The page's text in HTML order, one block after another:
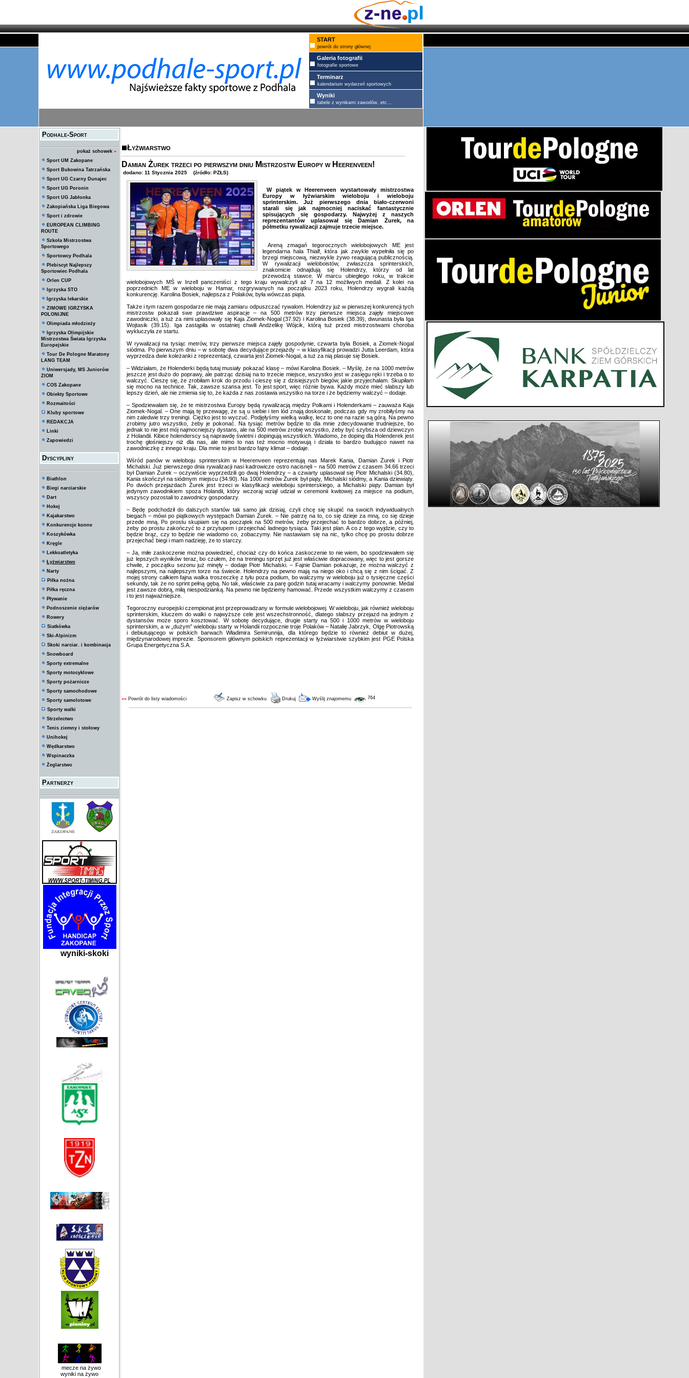
START
powrót do strony głównej
Galeria fotografii
fotografie sportowe
Terminarz
kalendarium wydarzeń sportowych
Wyniki
tabele z wynikami zawodów, etc...
Podhale-Sport
pokaż schowek »
Sport UM Zakopane
Sport Bukowina Tatrzańska
Sport UG Czarny Dunajec
Sport UG Poronin
Sport UG Jabłonka
Zakopiańska Liga Biegowa
Sport i zdrowie
EUROPEAN CLIMBING
ROUTE
Szkoła Mistrzostwa
Sportowego
Sportowcy Podhala
Plebiscyt Najlepszy
Sportowiec Podhala
Orlen CUP
Igrzyska STO
Igrzyska lekarskie
ZIMOWE IGRZYSKA
POLONIJNE
Olimpiada młodzieży
Igrzyska Olimpijskie
Mistrzostwa Świata Igrzyska
Europejskie
Tour De Pologne Maratony
LANG TEAM
Uniwersjady, MS Juniorów
ZIOM
COS Zakopane
Obiekty Sportowe
Rozmaitości
Kluby sportowe
REDAKCJA
Linki
Zapowiedzi
Dyscypliny
Biathlon
Biegi narciarskie
Dart
Hokej
Kajakarstwo
Konkurencje konne
Koszykówka
Kręgle
Lekkoatletyka
Łyżwiarstwo
Narty
Piłka nożna
Piłka ręczna
Pływanie
Podnoszenie ciężarów
Rowery
Siatkówka
Ski-Alpinizm
Skoki narciar. i kombinacja
Snowboard
Sporty extremalne
Sporty motocyklowe
Sporty pożarnicze
Sporty samochodowe
Sporty samolotowe
Sporty walki
Strzelectwo
Tenis ziemny i stołowy
Unihokej
Wędkarstwo
Wspinaczka
Żeglarstwo
Partnerzy
wyniki-skoki
mecze na żywo
wyniki na żywo
Łyżwiarstwo
Damian Żurek trzeci po pierwszym dniu Mistrzostw Europy w Heerenveen!
dodano: 11 Stycznia 2025 (źródło: PZŁS)
W piątek w Heerenveen wystartowały mistrzostwa
Europy w łyżwiarskim wieloboju i wieloboju
sprinterskim. Już pierwszego dnia biało-czerwoni
starali się jak najmocniej naciskać fantastycznie
spisujących się gospodarzy. Najwyżej z naszych
reprezentantów uplasował się Damian Żurek, na
półmetku rywalizacji zajmuje trzecie miejsce.
Areną zmagań tegorocznych wielobojowych ME jest
legendarna hala Thialf, która jak zwykle wypełniła się po
brzegi miejscową, niezwykle żywo reagującą publicznością.
W rywalizacji wieloboistów, zwłaszcza sprinterskich,
znakomicie odnajdują się Holendrzy, którzy od lat
przewodzą stawce. W marcu ubiegłego roku, w trakcie
wielobojowych MŚ w Inzell panczeniści z tego kraju wywalczyli aż 7 na 12 możliwych medali. Z kolei na
poprzednich ME w wieloboju w Hamar, rozgrywanych na początku 2023 roku, Holendrzy wygrali każdą
konkurencję. Karolina Bosiek, najlepsza z Polaków, była wówczas piąta.
Także i tym razem gospodarze nie mają zamiaru odpuszczać rywalom. Holendrzy już w pierwszej konkurencji tych
mistrzostw pokazali swe prawdziwe aspiracje – na 500 metrów trzy pierwsze miejsca zajęły miejscowe
zawodniczki, a tuż za nimi uplasowały się Kaja Ziomek-Nogal (37.92) i Karolina Bosiek (38.39), dwunasta była Iga
Wojtasik (39.15). Iga zastąpiła w ostatniej chwili Andżelikę Wójcik, którą tuż przed mistrzostwami choroba
wykluczyła ze startu.
W rywalizacji na tysiąc metrów, trzy pierwsze miejsca zajęły gospodynie, czwarta była Bosiek, a Ziomek-Nogal
siódma. Po pierwszym dniu – w sobotę dwa decydujące przejazdy – w klasyfikacji prowadzi Jutta Leerdam, która
wyprzedza dwie koleżanki z reprezentacji, czwarta jest Ziomek-Nogal, a tuż za nią plasuje się Bosiek.
– Widziałam, że Holenderki będą tutaj musiały pokazać klasę – mówi Karolina Bosiek. – Myślę, że na 1000 metrów
jeszcze jest dużo do poprawy, ale patrząc dzisiaj na to trzecie miejsce, wszystko jest w zasięgu ręki i trzeba o to
walczyć. Cieszę się, że zrobiłam krok do przodu i cieszę się z dzisiejszych biegów, jakie przyjechałam. Skupiłam
się mocno na technice. Tak, zawsze szansa jest. To jest sport, więc różnie bywa. Każdy może mieć słabszy lub
lepszy dzień, ale nie zmienia się to, że każda z nas zostawia wszystko na torze i że będziemy walczyć – dodaje.
– Spodziewałam się, że te mistrzostwa Europy będą rywalizacją między Polkami i Holenderkami – zauważa Kaja
Ziomek-Nogal. – One mają tę przewagę, że są u siebie i ten lód znają doskonale, podczas gdy my zrobiłyśmy na
nim zaledwie trzy treningi. Ciężko jest to wyczuć. Podjęłyśmy wielką walkę, lecz to one na razie są górą. Na pewno
zrobimy jutro wszystko, żeby je pokonać. Na tysiąc metrów będzie to dla mnie zdecydowanie trudniejsze, bo
jednak to nie jest mój najmocniejszy dystans, ale na 500 metrów zrobię wszystko, żeby być szybsza od dziewczyn
z Holandii. Kibice holenderscy są naprawdę świetni i dopingują wszystkich. Wiadomo, że doping dla Holenderek jest
trochę głośniejszy niż dla nas, ale mimo to nas też mocno motywują i działa to bardzo budująco nawet na
zawodniczkę z innego kraju. Dla mnie to jest bardzo fajny klimat – dodaje.
Wśród panów w wieloboju sprinterskim w Heerenveen reprezentują nas Marek Kania, Damian Żurek i Piotr
Michalski. Już pierwszego dnia rywalizacji nasi kadrowicze ostro nacisnęli – na 500 metrów z czasem 34.66 trzeci
był Damian Żurek – oczywiście wyprzedzili go dwaj Holendrzy – a czwarty uplasował się Piotr Michalski (34.80),
Kania skończył na siódmym miejscu (34.90). Na 1000 metrów Żurek był piąty, Michalski siódmy, a Kania dziewiąty.
Po dwóch przejazdach Żurek jest trzeci w klasyfikacji wieloboju sprinterskiego, a Michalski piąty. Damian był
jedynym zawodnikiem spoza Holandii, który wczoraj wziął udział w ceremonii kwitowej za miejsce na podium,
wszyscy pozostali to zawodnicy gospodarzy.
– Będę podchodził do dalszych startów tak samo jak dzisiaj, czyli chcę się skupić na swoich indywidualnych
biegach – mówi po piątkowych występach Damian Żurek. – Nie patrzę na to, co się dzieje za mną, co się dzieje
przede mną. Po prostu skupiam się na początek na 500 metrów, żeby przejechać to bardzo dobrze, a później,
żeby po prostu zakończyć to z przytupem i przejechać ładnego tysiąca. Taki jest plan. A co z tego wyjdzie, czy to
będzie brąz, czy to będzie nie wiadomo co, zobaczymy. Nie nastawiam się na nic, tylko chcę po prostu dobrze
przejechać biegi i mam nadzieję, że to starczy.
– Ja, miłe zaskoczenie można powiedzieć, chociaż czy do końca zaskoczenie to nie wiem, bo spodziewałem się
już lepszych wyników teraz, bo czułem, że na treningu sprzęt już jest właściwie dopracowany, więc to jest gorsze
chwile, z początku sezonu już minęły – dodaje Piotr Michalski. – Fajnie Damian pokazuje, że można walczyć z
najlepszymi, na najlepszym torze na świecie. Holendrzy na pewno mają na niego oko i chcą się z nim ścigać. Z
mojej strony całkiem fajna walka troszeczkę z tyłu poza podium, bo walczymy w wieloboju już o tysięczne części
sekundy, tak że no sprint pełną gębą. No tak, właściwie za parę godzin tutaj wracamy i walczymy ponownie. Medal
jest zawsze dobrą, miłą niespodzianką. Na pewno nie będziemy hamować. Przede wszystkim walczymy z czasem
i to jest najważniejsze.
Tegoroczny europejski czempionat jest przeprowadzany w formule wielobojowej. W wieloboju, jak również wieloboju
sprinterskim, kluczem do walki o najwyższe cele jest wszechstronność, dlatego słabszy przejazd na jednym z
dystansów może sporo kosztować. W sobotę decydujące, drugie starty na 500 i 1000 metrów w wieloboju
sprinterskim, a w „dużym” wieloboju starty w Holandii rozpocznie troje Polaków – Natalię Jabrzyk, Olgę Piotrowską
i debiutującego w polskich barwach Władimira Semirunnija, dla którego będzie to również debiut w dużej,
międzynarodowej imprezie. Sponsorem głównym polskich reprezentacji w łyżwiarstwie szybkim jest PGE Polska
Grupa Energetyczna S.A.
«« Powrót do listy wiadomości Zapisz w schowku Drukuj Wyślij znajomemu 764